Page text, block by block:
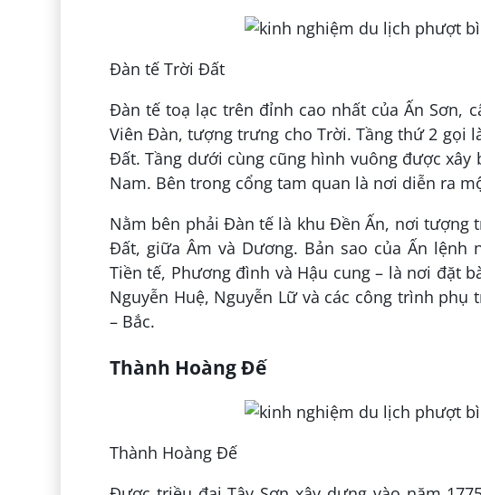
Đàn tế Trời Đất
Đàn tế toạ lạc trên đỉnh cao nhất của Ấn Sơn,
Viên Đàn, tượng trưng cho Trời. Tầng thứ 2 gọi
Đất. Tầng dưới cùng cũng hình vuông được
Nam. Bên trong cổng tam quan là nơi diễn ra
Nằm bên phải Đàn tế là khu Đền Ấn, nơi tượng
Đất, giữa Âm và Dương. Bản sao của Ấn
Tiền tế, Phương đình và Hậu cung – là nơi đặt
Nguyễn Huệ, Nguyễn Lữ và các công trình
– Bắc.
Thành Hoàng Đế
Thành Hoàng Đế